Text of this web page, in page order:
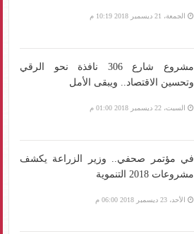
الجمعة، 21 ديسمبر 2018 10:19 م
مشروع شارع 306 نافذة نحو الرقي
وتحسين الاقتصاد.. ويبقى الأمل
السبت، 22 ديسمبر 2018 01:00 م
في مؤتمر صحفي.. وزير الزراعة يكشف
مشروعات 2018 التنموية
الأحد، 23 ديسمبر 2018 06:00 م